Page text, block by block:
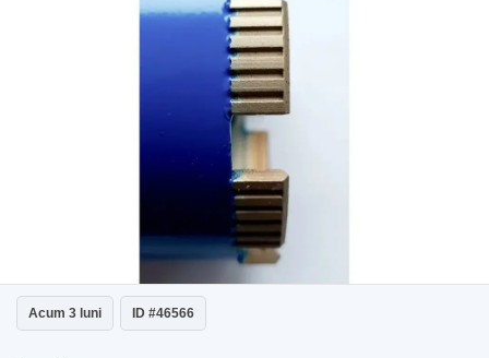
Acum 3 luni ID #46566